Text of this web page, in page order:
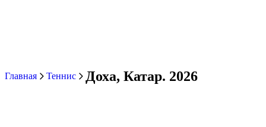
Главная Теннис Доха, Катар. 2026